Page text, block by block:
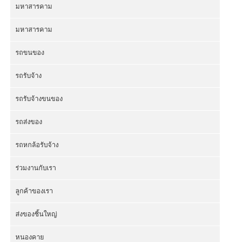
มหาสารคาม
มหาสารคาม
รถขนของ
รถรับจ้าง
รถรับจ้างขนของ
รถส่งของ
รถหกล้อรับจ้าง
ร่วมงานกับเรา
ลูกค้าของเรา
ส่งของชิ้นใหญ่
หนองคาย